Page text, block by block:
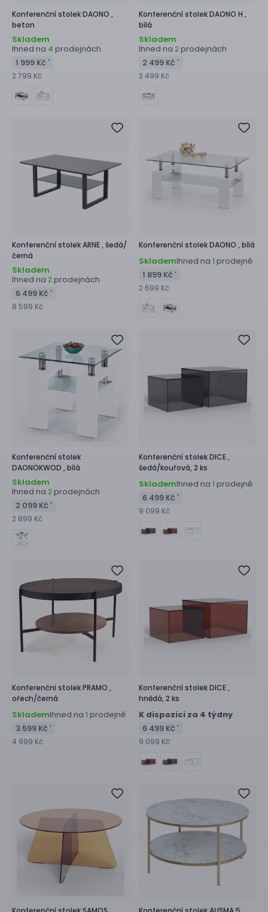
Konferenční stolekDAONO ,
beton
Skladem
Ihned na 4 prodejnách
1 999 Kč *
2 799 Kč
Konferenční stolekDAONO H ,
bílá
Skladem
Ihned na 2 prodejnách
2 499 Kč *
3 499 Kč
Konferenční stolekARNE ,šedá/
černá
Skladem
Ihned na 2 prodejnách
6 499 Kč *
8 599 Kč
Konferenční stolekDAONO ,bílá
SklademIhned na 1 prodejně
1 899 Kč *
2 699 Kč
Konferenční stolek
DAONOKWOD , bílá
Skladem
Ihned na 2 prodejnách
2 099 Kč *
2 899 Kč
Konferenční stolekDICE ,
šedá/kouřová, 2 ks
SklademIhned na 1 prodejně
6 499 Kč *
9 099 Kč
Konferenční stolekPRAMO ,
ořech/černá
SklademIhned na 1 prodejně
3 599 Kč *
4 999 Kč
Konferenční stolekDICE ,
hnědá, 2 ks
K dispozici za 4 týdny
6 499 Kč *
9 099 Kč